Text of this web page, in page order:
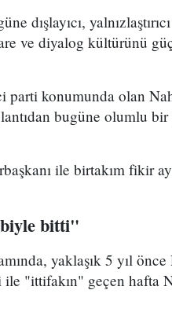
dışlayıcı,
ve diyalog kültürünü
konumunda olan
bugüne olumlu bir
ile birtakım fikir
bitti"
yaklaşık 5 yıl önce
"ittifakın" geçen hafta